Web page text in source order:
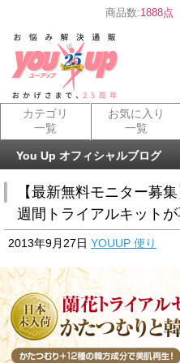
商品数:1888点
カテゴリ
一覧
お気に入り
一覧
You Up オフィシャルブログ
【最新無料モニター募
週間トライアルキット
2013年9月27日 YOUUP 便り